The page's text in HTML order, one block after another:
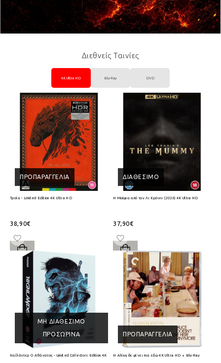
Διεθνείς Ταινίες
4K Ultra HD Blu-Ray DVD
ΠΡΟΠΑΡΑΓΓΕΛΊΑ
Τροία - Limited Edition 4K Ultra HD
38,90€
ΔΙΑΘΈΣΙΜΟ
Η Μούμια από τον Λι Κρόνιν (2026) 4K Ultra HD
37,90€
ΜΗ ΔΙΑΘΈΣΙΜΟ
ΠΡΟΣΩΡΙΝΆ
Χαϊλάντερ Ο Αθάνατος - Limited Collectors Edition 4K Ultra HD + Blu-Ray
ΠΡΟΠΑΡΑΓΓΕΛΊΑ
Η Αλίκη δε μένει πια εδώ 4K Ultra HD + Blu-Ray